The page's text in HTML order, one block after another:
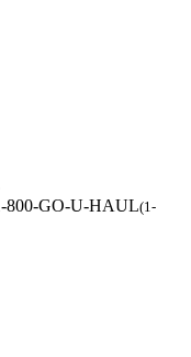
800-GO-U-HAUL(1-